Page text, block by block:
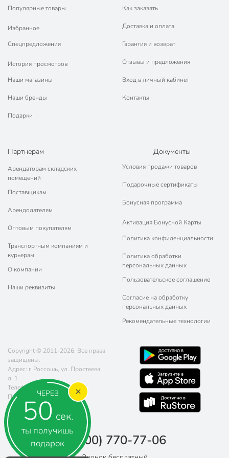
ЧЕРЕЗ
50 сек.
ты получишь
подарок
Популярные товары
Избранное
Спецпредложения
История просмотров
Наши магазины
Наши бренды
Подарки
Как заказать
Доставка и оплата
Гарантия и возврат
Отзывы и предложения
Вход в личный кабинет
Контакты
Партнерам
Арендаторам складских
помещений
Поставщикам
Арендодателям
Оптовым покупателям
Транспортным компаниям и
курьерам
О компании
Наши реквизиты
Документы
Условия продажи товаров
Подарочные сертификаты
Бонусная программа
Активация Бонусной Карты
Политика конфиденциальности
Политика обработки
персональных данных
Пользовательское соглашение
Согласие на обработку
персональных данных
Рекомендательные технологии
Copyright © 2011-2026. Все права
защищены.
Адрес: г. Россошь, ул. Простеева,
д. 1
Телефон:
8 (800) 770-77-06
Почта:
sales@poryadok.ru
8 (800) 770-77-06